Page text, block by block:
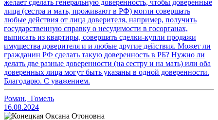
желает сделать генеральную доверенность, чтобы доверенные
лица (сестра и мать, проживают в РФ) могли совершать
любые действия от лица доверителя, например, получить
государственную справку о несудимости в госорганах,
выписать из квартиры, совершать сделки-купли продажи
имущества доверителя и и любые другие действия. Может ли
гражданин РФ сделать такую доверенность в РБ? Нужно ли
делать две разные доверенности (на сестру и на мать) или оба
доверенных лица могут быть указаны в одной доверенности.
Благодарю. С уважением.
Роман, Гомель
16.08.2024